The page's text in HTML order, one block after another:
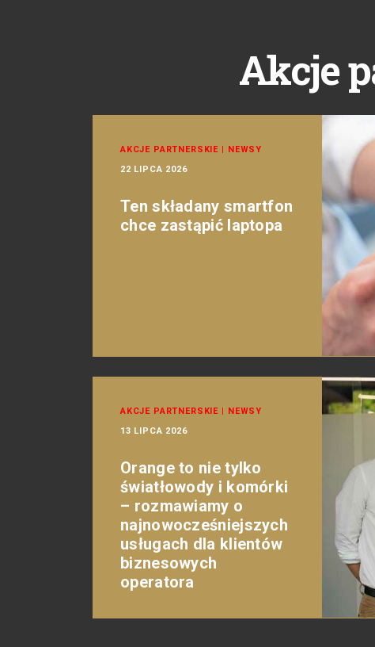
Akcje
AKCJE PARTNERSKIE | NEWSY
22 LIPCA 2026
Ten składany smartfon
chce zastąpić laptopa
AKCJE PARTNERSKIE | NEWSY
13 LIPCA 2026
Orange to nie tylko
światłowody i komórki
– rozmawiamy o
najnowocześniejszych
usługach dla klientów
biznesowych
operatora